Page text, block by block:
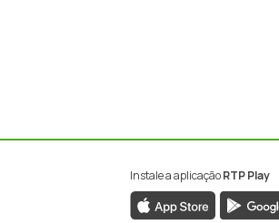
Instale a aplicaçãoRTP Play